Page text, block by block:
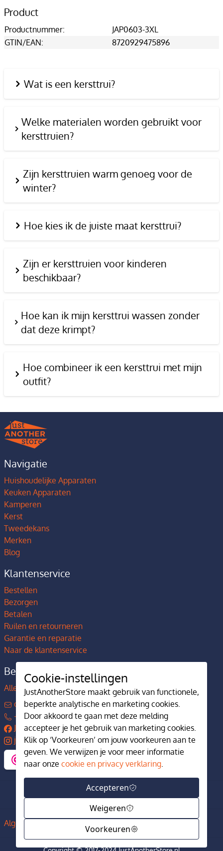
Product
Productnummer:
JAP0603-3XL
GTIN/EAN:
8720929475896
Wat is een kersttrui?
Welke materialen worden gebruikt voor
kersttruien?
Zijn kersttruien warm genoeg voor de
winter?
Hoe kies ik de juiste maat kersttrui?
Zijn er kersttruien voor kinderen
beschikbaar?
Hoe kan ik mijn kersttrui wassen zonder
dat deze krimpt?
Hoe combineer ik een kersttrui met mijn
outfit?
Navigatie
Huishoudelijke Apparaten
Keuken Apparaten
Kamperen
Kerst
Tweedekans
Merken
Blog
Klantenservice
Bestellen
Bezorgen
Betalen
Ruilen en retourneren
Garantie en reparatie
Naar de klantenservice
Bedrijfsgegevens
Alles over JustAnotherStore
contact@justanotherstore.nl
+31 73 644 7405
JustAnotherStore
justanotherstore.nl
Algemene voorwaarden Privacy en cookiebeleid
Cookie-instellingen
JustAnotherStore maakt gebruik van functionele,
beperkte analytische en marketing cookies.
Door akkoord te gaan met deze melding
accepteer je het gebruik van marketing cookies.
Klik op ‘Voorkeuren’ om jouw voorkeuren aan te
geven. We verwijzen je voor meer informatie
naar onze cookie en privacy verklaring.
Accepteren
Weigeren
Voorkeuren